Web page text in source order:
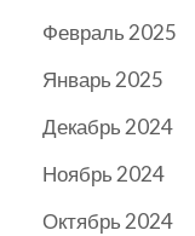
Февраль 2025
Январь 2025
Декабрь 2024
Ноябрь 2024
Октябрь 2024